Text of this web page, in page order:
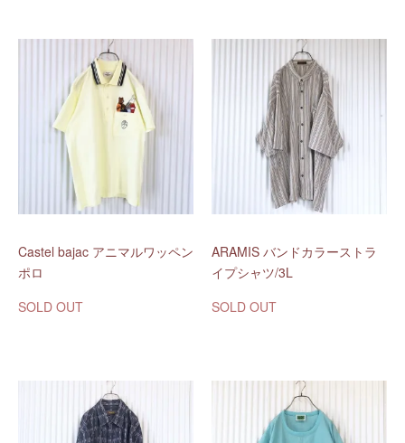
Castel bajac アニマルワッペン
ポロ
SOLD OUT
ARAMIS バンドカラーストラ
イプシャツ/3L
SOLD OUT